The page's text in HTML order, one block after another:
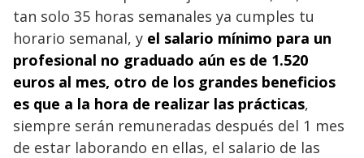
tan solo 35 horas semanales ya cumples tu
horario semanal, y el salario mínimo para un
profesional no graduado aún es de 1.520
euros al mes, otro de los grandes beneficios
es que a la hora de realizar las prácticas,
siempre serán remuneradas después del 1 mes
de estar laborando en ellas, el salario de las